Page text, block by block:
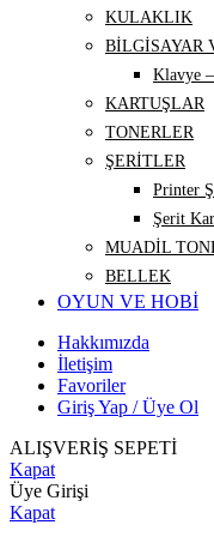
KULAKLIK
BİLGİSAYAR
Klavye
KARTUŞLAR
TONERLER
ŞERİTLER
Printer
Şerit
MUADİL
BELLEK
OYUN VE HOBİ
Hakkımızda
İletişim
Favoriler
Giriş Yap / Üye Ol
ALIŞVERİŞ SEPETİ
Kapat
Üye Girişi
Kapat